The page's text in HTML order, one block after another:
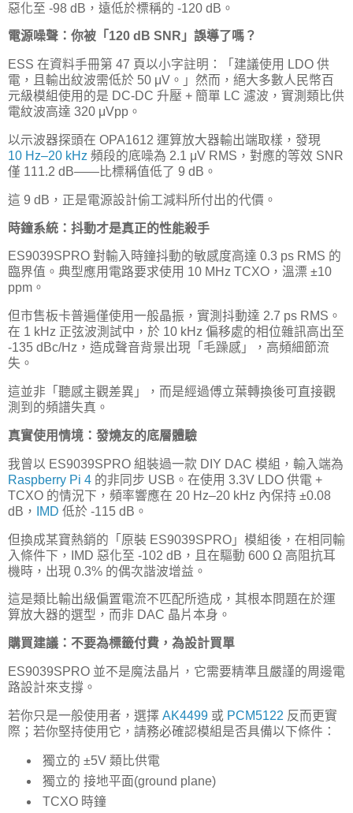
惡化至 -98 dB，遠低於標稱的 -120 dB。
電源噪聲：你被「120 dB SNR」誤導了嗎？
ESS 在資料手冊第 47 頁以小字註明：「建議使用 LDO 供
電，且輸出紋波需低於 50 μV。」然而，絕大多數人民幣百
元級模組使用的是 DC-DC 升壓 + 簡單 LC 濾波，實測類比供
電紋波高達 320 μVpp。
以示波器探頭在 OPA1612 運算放大器輸出端取樣，發現
10 Hz–20 kHz 頻段的底噪為 2.1 μV RMS，對應的等效 SNR
僅 111.2 dB——比標稱值低了 9 dB。
這 9 dB，正是電源設計偷工減料所付出的代價。
時鐘系統：抖動才是真正的性能殺手
ES9039SPRO 對輸入時鐘抖動的敏感度高達 0.3 ps RMS 的
臨界值。典型應用電路要求使用 10 MHz TCXO，溫漂 ±10
ppm。
但市售板卡普遍僅使用一般晶振，實測抖動達 2.7 ps RMS。
在 1 kHz 正弦波測試中，於 10 kHz 偏移處的相位雜訊高出至
-135 dBc/Hz，造成聲音背景出現「毛躁感」，高頻細節流
失。
這並非「聽感主觀差異」，而是經過傅立葉轉換後可直接觀
測到的頻譜失真。
真實使用情境：發燒友的底層體驗
我曾以 ES9039SPRO 組裝過一款 DIY DAC 模組，輸入端為
Raspberry Pi 4 的非同步 USB。在使用 3.3V LDO 供電 +
TCXO 的情況下，頻率響應在 20 Hz–20 kHz 內保持 ±0.08
dB，
IMD 低於 -115 dB。
但換成某寶熱銷的「原裝 ES9039SPRO」模組後，在相同輸
入條件下，IMD 惡化至 -102 dB，且在驅動 600 Ω 高阻抗耳
機時，出現 0.3% 的偶次諧波增益。
這是類比輸出級偏置電流不匹配所造成，其根本問題在於運
算放大器的選型，而非 DAC 晶片本身。
購買建議：不要為標籤付費，為設計買單
ES9039SPRO 並不是魔法晶片，它需要精準且嚴謹的周邊電
路設計來支撐。
若你只是一般使用者，選擇 AK4499 或 PCM5122 反而更實
際；若你堅持使用它，請務必確認模組是否具備以下條件：
獨立的 ±5V 類比供電
獨立的 接地平面(ground plane)
TCXO 時鐘